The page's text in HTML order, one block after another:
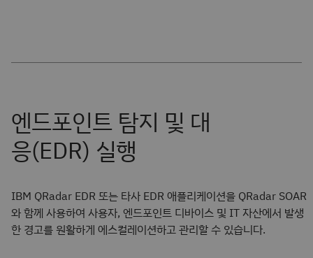
IBM QRadar EDR 또는 타사 EDR 애플리케이션을 QRadar SOAR
와 함께 사용하여 사용자, 엔드포인트 디바이스 및 IT 자산에서 발생
한 경고를 원활하게 에스컬레이션하고 관리할 수 있습니다.